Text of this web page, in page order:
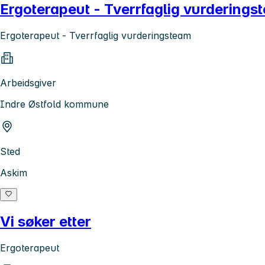
Ergoterapeut - Tverrfaglig
Ergoterapeut - Tverrfaglig vurderingsteam
Arbeidsgiver
Indre Østfold kommune
Sted
Askim
Vi søker etter
Ergoterapeut